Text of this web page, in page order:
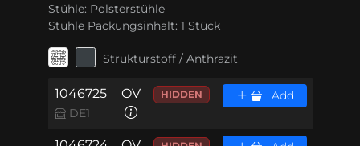
Stühle: Polsterstühle
Stühle Packungsinhalt: 1 Stück
Strukturstoff / Anthrazit
1046725
DE1
OV HIDDEN Add